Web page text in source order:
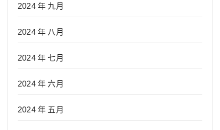
2024 年 九月
2024 年 八月
2024 年 七月
2024 年 六月
2024 年 五月